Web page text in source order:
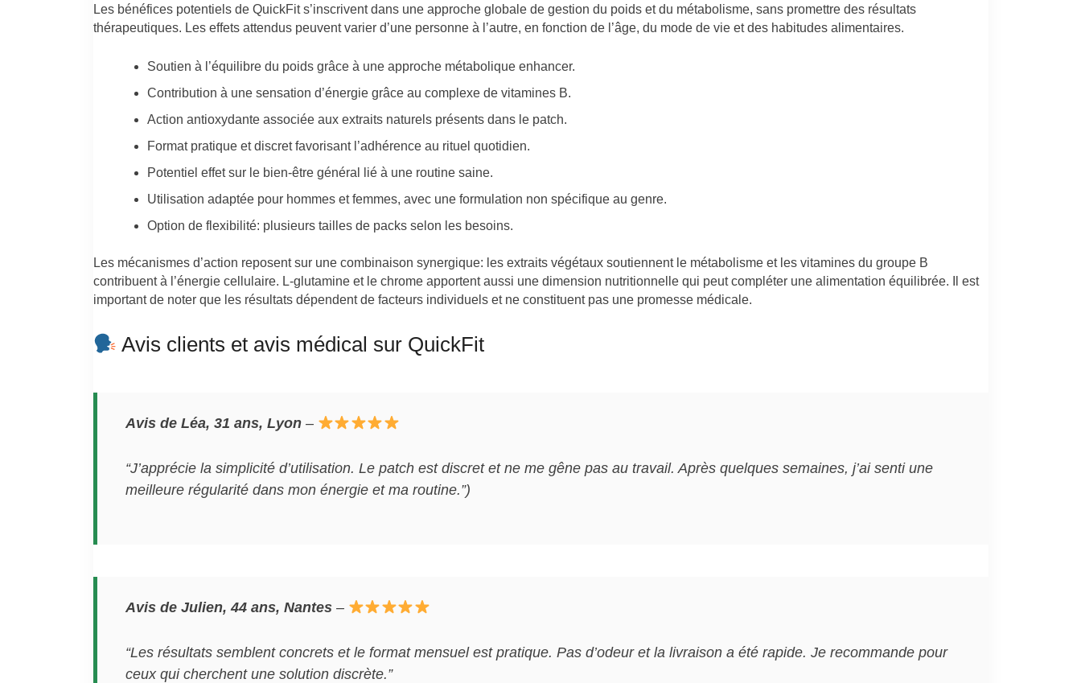
Les bénéfices potentiels de QuickFit s’inscrivent dans une approche globale de gestion du poids et du métabolisme, sans promettre des résultats
thérapeutiques. Les effets attendus peuvent varier d’une personne à l’autre, en fonction de l’âge, du mode de vie et des habitudes alimentaires.
Soutien à l’équilibre du poids grâce à une approche métabolique enhancer.
Contribution à une sensation d’énergie grâce au complexe de vitamines B.
Action antioxydante associée aux extraits naturels présents dans le patch.
Format pratique et discret favorisant l’adhérence au rituel quotidien.
Potentiel effet sur le bien-être général lié à une routine saine.
Utilisation adaptée pour hommes et femmes, avec une formulation non spécifique au genre.
Option de flexibilité: plusieurs tailles de packs selon les besoins.
Les mécanismes d’action reposent sur une combinaison synergique: les extraits végétaux soutiennent le métabolisme et les vitamines du groupe B
contribuent à l’énergie cellulaire. L-glutamine et le chrome apportent aussi une dimension nutritionnelle qui peut compléter une alimentation équilibrée. Il est
important de noter que les résultats dépendent de facteurs individuels et ne constituent pas une promesse médicale.
Avis clients et avis médical sur QuickFit
Avis de Léa, 31 ans, Lyon–
“J’apprécie la simplicité d’utilisation. Le patch est discret et ne me gêne pas au travail. Après quelques semaines, j’ai senti une
meilleure régularité dans mon énergie et ma routine.”)
Avis de Julien, 44 ans, Nantes–
“Les résultats semblent concrets et le format mensuel est pratique. Pas d’odeur et la livraison a été rapide. Je recommande pour
ceux qui cherchent une solution discrète.”